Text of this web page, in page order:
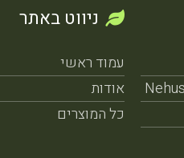
ניווט באתר
עמוד ראשי
אודות
כל המוצרים